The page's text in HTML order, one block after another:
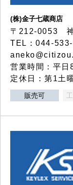
(株)金子七蔵商店
〒212-0053 神
TEL：044-
営業時間：平
定休日：第1土
販売可